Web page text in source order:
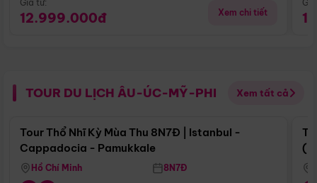
Giá từ:
12.999.000đ Xem chi tiết
TOUR DU LỊCH ÂU-ÚC-MỸ-PHI Xem tất cả
Điểm nổi bật
Tour Thổ Nhĩ Kỳ Mùa Thu 8N7Đ | Istanbul -
Cappadocia - Pamukkale
Hồ Chí Minh 8N7Đ